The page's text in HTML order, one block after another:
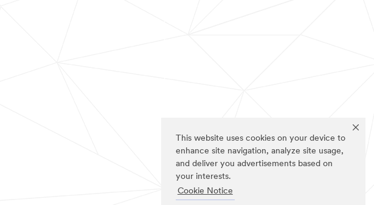
This website uses cookies on your device to
enhance site navigation, analyze site usage,
and deliver you advertisements based on
your interests.
Cookie Notice